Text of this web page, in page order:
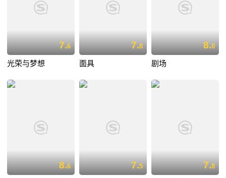
7.6
光荣与梦想
7.8
面具
8.0
剧场
8.6 7.5 7.8